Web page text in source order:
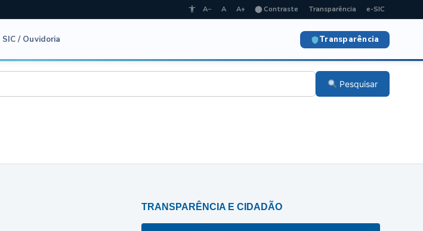
A− A A+ ⬤ Contraste Transparência e-SIC
SIC / Ouvidoria Transparência
Pesquisar
TRANSPARÊNCIA E CIDADÃO